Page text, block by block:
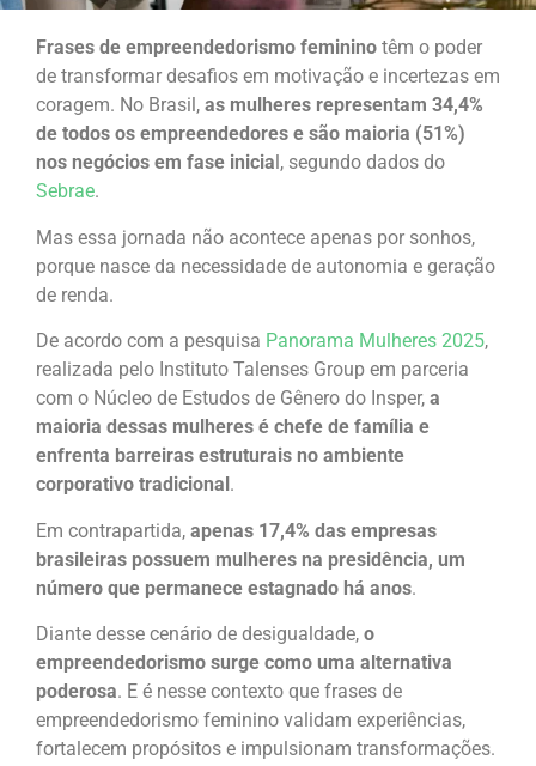
Frases de empreendedorismo feminino têm o poder
de transformar desafios em motivação e incertezas em
coragem. No Brasil, as mulheres representam 34,4%
de todos os empreendedores e são maioria (51%)
nos negócios em fase inicia l, segundo dados do
Sebrae.
Mas essa jornada não acontece apenas por sonhos,
porque nasce da necessidade de autonomia e geração
de renda.
De acordo com a pesquisa Panorama Mulheres 2025,
realizada pelo Instituto Talenses Group em parceria
com o Núcleo de Estudos de Gênero do Insper, a
maioria dessas mulheres é chefe de família e
enfrenta barreiras estruturais no ambiente
corporativo tradicional.
Em contrapartida, apenas 17,4% das empresas
brasileiras possuem mulheres na presidência, um
número que permanece estagnado há anos.
Diante desse cenário de desigualdade, o
empreendedorismo surge como uma alternativa
poderosa. E é nesse contexto que frases de
empreendedorismo feminino validam experiências,
fortalecem propósitos e impulsionam transformações.